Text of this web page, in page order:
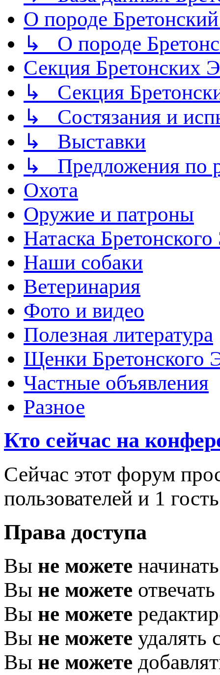
О породе
↳ О породе
Секция
↳ Секция
↳ Состязания и
↳ Выставки
↳ Предложения по
Охота
Оружие и патроны
Натаска
Наши собаки
Ветеринария
Фото и видео
Полезная литература
Щенки Бретонского
Частные объявления
Разное
Кто сейчас на
Сейчас этот форум
пользователей и 1 гость
Права доступа
Вы не можете
Вы не можете
Вы не можете
Вы не можете удалять
Вы не можете